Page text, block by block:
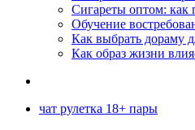
Сигареты оптом: как
Обучение
Как выбрать дораму
Как образ жизни
чат рулетка 18+ пары